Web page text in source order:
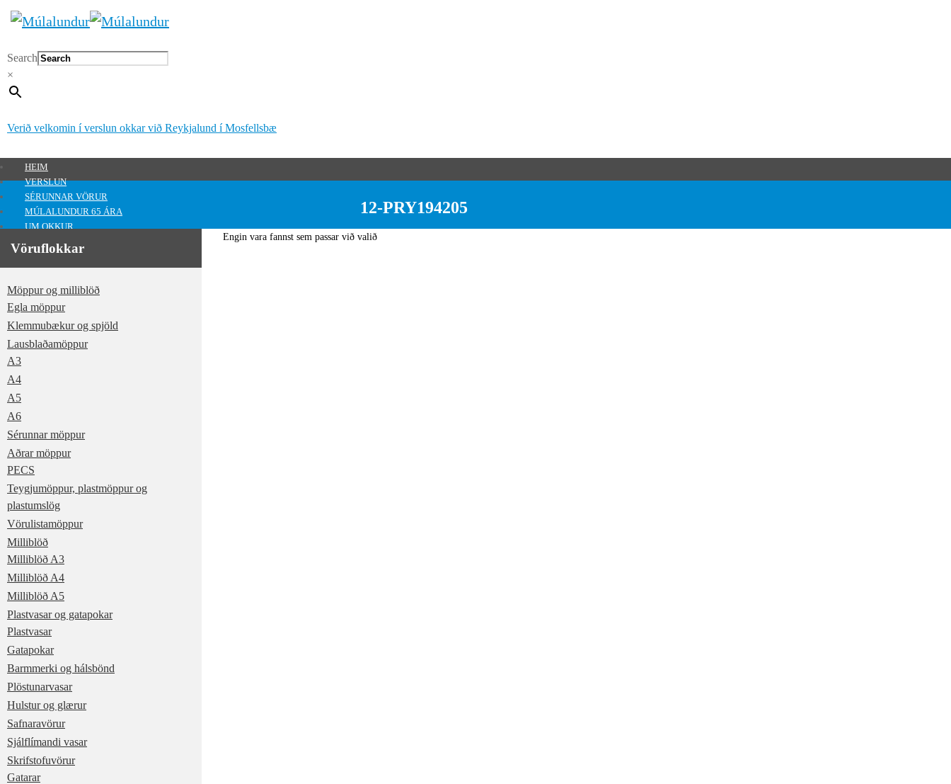
Search
×
Verið velkomin í verslun okkar við Reykjalund í Mosfellsbæ
HEIM
VERSLUN
SÉRUNNAR VÖRUR
MÚLALUNDUR 65 ÁRA
UM OKKUR
HAFA SAMBAND
MITT SVÆÐI
0kr.
12-PRY194205
Engin vara fannst sem passar við valið
Vöruflokkar
Möppur og milliblöð
Egla möppur
Klemmubækur og spjöld
Lausblaðamöppur
A3
A4
A5
A6
Sérunnar möppur
Aðrar möppur
PECS
Teygjumöppur, plastmöppur og
plastumslög
Vörulistamöppur
Milliblöð
Milliblöð A3
Milliblöð A4
Milliblöð A5
Plastvasar og gatapokar
Plastvasar
Gatapokar
Barmmerki og hálsbönd
Plöstunarvasar
Hulstur og glærur
Safnaravörur
Sjálflímandi vasar
Skrifstofuvörur
Gatarar